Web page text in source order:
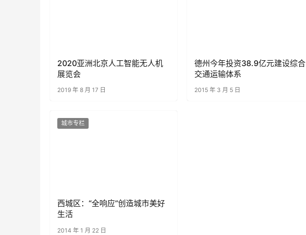
2020亚洲北京人工智能无人机
展览会
2019 年 8 月 17 日
德州今年投资38.9亿元建设综合
交通运输体系
2015 年 3 月 5 日
城市专栏
西城区：“全响应”创造城市美好
生活
2014 年 1 月 22 日